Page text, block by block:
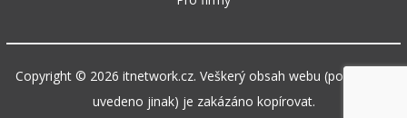
Copyright © 2026 itnetwork.cz. Veškerý obsah webu (pokud není
uvedeno jinak) je zakázáno kopírovat.